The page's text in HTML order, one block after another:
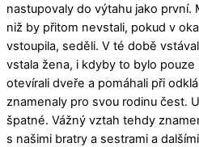
nastupovaly do výtahu jako první.
niž by přitom nevstali, pokud v
vstoupila, seděli. V té době
vstala žena, i kdyby to bylo pouze
otevírali dveře a pomáhali při
znamenaly pro svou rodinu čest.
špatné. Vážný vztah tehdy
s našimi bratry a sestrami a